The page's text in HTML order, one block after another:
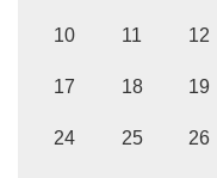
10 11 12
17 18 19
24 25 26